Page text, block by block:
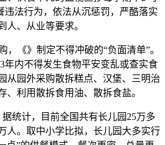
违法行为，依法从沉惩罚，严酷落实
人、从业等要求。
《》制定不得冲破的“负面清单”。
年内不得发生食物平安变乱或查实食
从园外采购散拆糕点、汉堡、三明治
、利用散拆食用油、散拆食盐。
计，目前全国共有长儿园25万多
人。取中小学比拟，长儿园大多实行